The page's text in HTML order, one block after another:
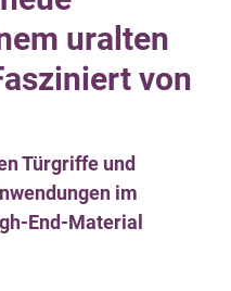
uralten
von
Türgriffe und
im
End-Material